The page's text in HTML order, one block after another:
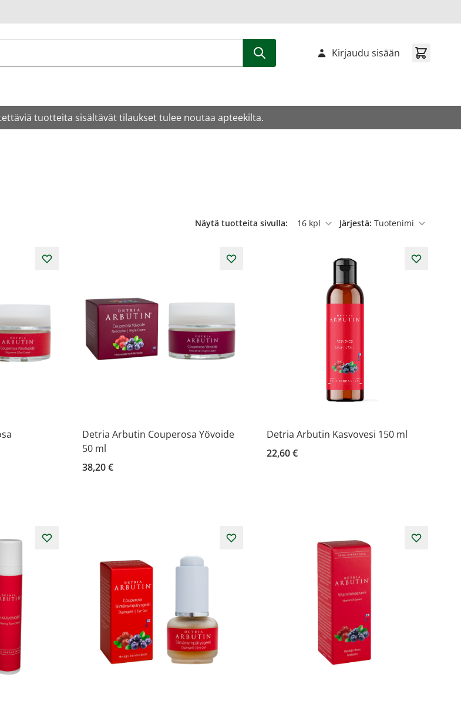
Kirjaudu sisään
tuotteita sisältävät tilaukset tulee noutaa apteekilta.
Näytä tuotteita sivulla:
per sivu
Järjestä:
Detria Arbutin Couperosa Yövoide
50 ml
38,20 €
Detria Arbutin Kasvovesi 150 ml
22,60 €